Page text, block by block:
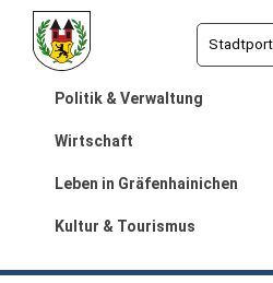
Politik & Verwaltung
Wirtschaft
Leben in Gräfenhainichen
Kultur & Tourismus